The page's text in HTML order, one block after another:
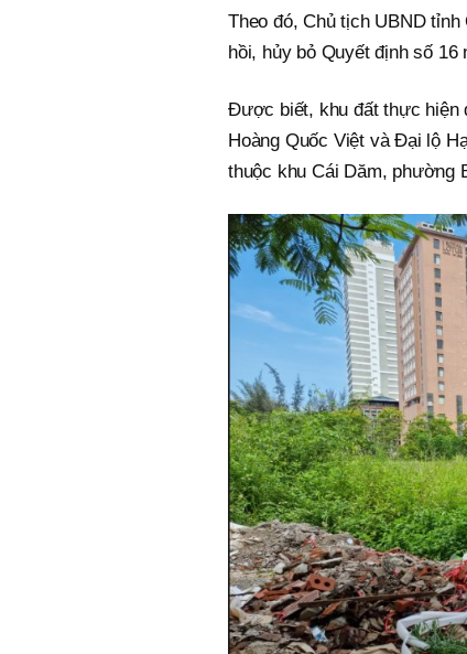
Theo đó, Chủ tịch UBND
hồi, hủy bỏ Quyết định số 16
Được biết, khu đất thực hiện
Hoàng Quốc Việt và Đại lộ
thuộc khu Cái Dăm, phường